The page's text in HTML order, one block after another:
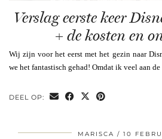
Verslag eerste keer
+ de kosten en
Wij zijn voor het eerst met het gezin naar
we het fantastisch gehad! Omdat ik veel aan
DEEL OP:
MARISCA 10